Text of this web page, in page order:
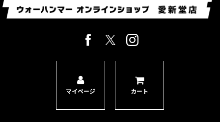
マイページ カート